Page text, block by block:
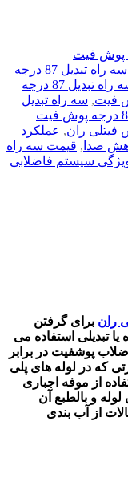
پوش فیت
خرید سه راه تبدیل 87 درجه
سه راه تبدیل 87 درجه
, سه راه تبدیل
سه راه تبدیل 87 درجه پوش فیت
, عملکرد
صدا , قیمت سه راه
سیستم فاضلابی
ران برای گرفتن
تبدیلی استفاده می
پوشفیت در برابر
که در لوله های پلی
از موفه اجباری
و بالطبع آن
از آب بندی